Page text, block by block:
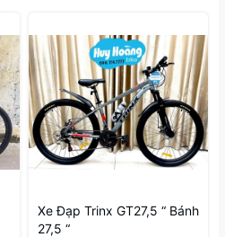
Xe Đạp Trinx GT27,5 “ Bánh
27,5 “